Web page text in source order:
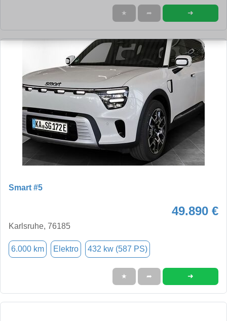
★ ➦ ➜
Smart #5
49.890 €
Karlsruhe, 76185
6.000 km Elektro 432 kw (587 PS)
★ ➦ ➜